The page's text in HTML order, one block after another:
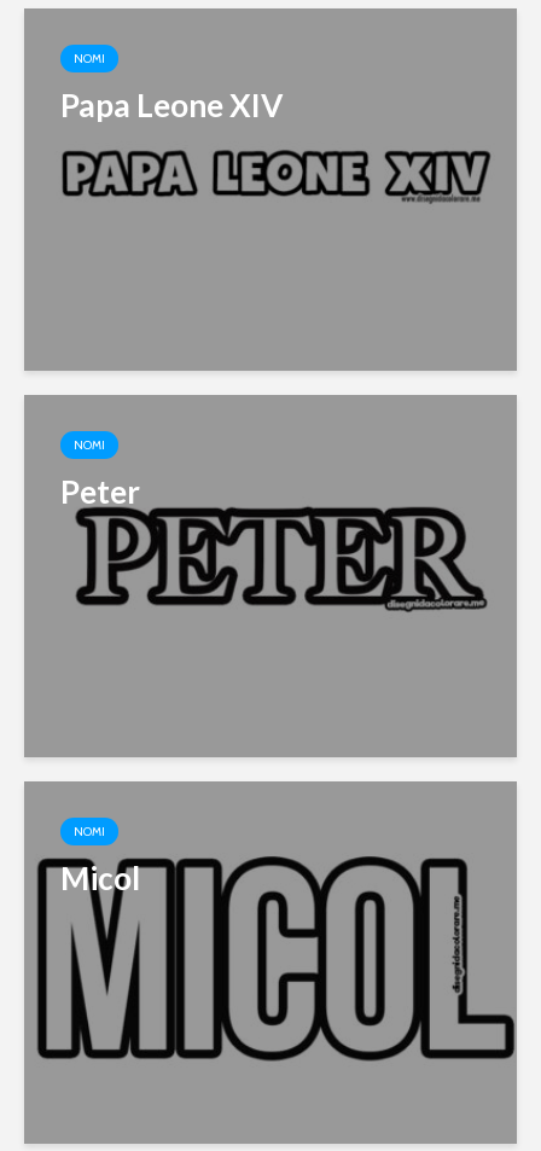
NOMI
Papa Leone XIV
NOMI
Peter
NOMI
Micol